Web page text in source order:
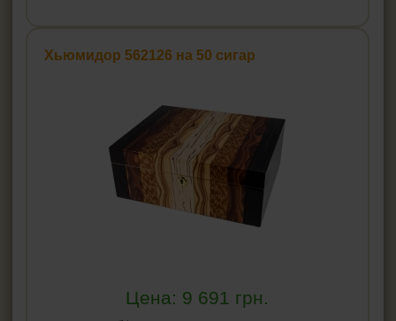
Хьюмидор 562126 на 50 сигар
Цена: 9 691 грн.